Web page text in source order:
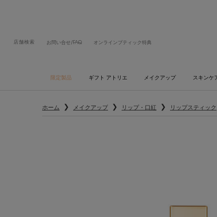
店舗検索 お問い合せ/FAQ オンラインブティック特典
限定製品 ギフト アトリエ メイクアップ スキンケ
ホーム メイクアップ リップ・口紅 リップスティック